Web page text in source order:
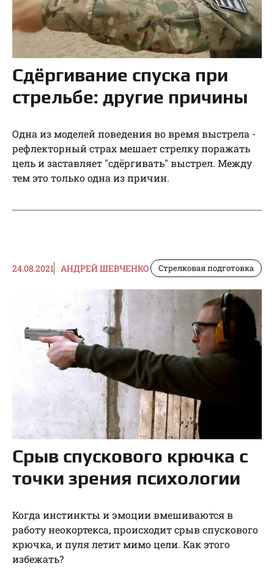
Сдёргивание спуска при
стрельбе: другие причины
Одна из моделей поведения во время выстрела -
рефлекторный страх мешает стрелку поражать
цель и заставляет "сдёргивать" выстрел. Между
тем это только одна из причин.
24.08.2021 АНДРЕЙ ШЕВЧЕНКО Стрелковая подготовка
Срыв спускового крючка с
точки зрения психологии
Когда инстинкты и эмоции вмешиваются в
работу неокортекса, происходит срыв спускового
крючка, и пуля летит мимо цели. Как этого
избежать?